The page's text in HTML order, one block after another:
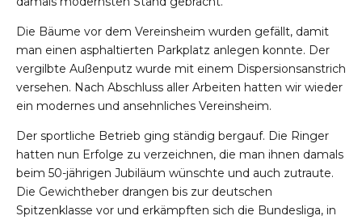
Die Bäume vor dem Vereinsheim wurden gefällt, damit
man einen asphaltierten Parkplatz anlegen konnte. Der
vergilbte Außenputz wurde mit einem Dispersionsanstrich
versehen. Nach Abschluss aller Arbeiten hatten wir wieder
ein modernes und ansehnliches Vereinsheim.
Der sportliche Betrieb ging ständig bergauf. Die Ringer
hatten nun Erfolge zu verzeichnen, die man ihnen damals
beim 50-jährigen Jubiläum wünschte und auch zutraute.
Die Gewichtheber drangen bis zur deutschen
Spitzenklasse vor und erkämpften sich die Bundesliga, in